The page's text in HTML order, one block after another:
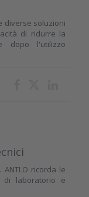
diverse soluzioni
di ridurre la
dopo l'utilizzo
ricorda le
di laboratorio e